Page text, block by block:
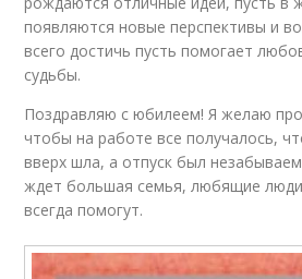
появляются новые перспективы и
всего достичь пусть помогает
судьбы.
Поздравляю с юбилеем! Я желаю
чтобы на работе все получалось,
вверх шла, а отпуск был
ждет большая семья, любящие
всегда помогут.